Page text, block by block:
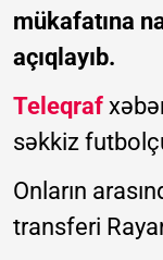
mükafatına
açıqlayıb.
Teleqraf
səkkiz
Onların
transferi